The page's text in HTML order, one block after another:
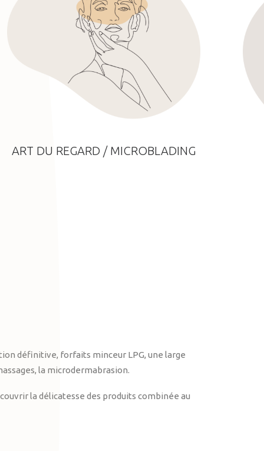
ART DU REGARD / MICROBLADING
définitive, forfaits minceur LPG, une large
la microdermabrasion.
la délicatesse des produits combinée au